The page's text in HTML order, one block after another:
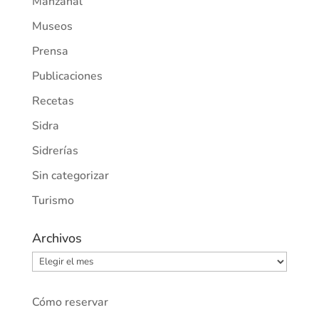
Museos
Prensa
Publicaciones
Recetas
Sidra
Sidrerías
Sin categorizar
Turismo
Archivos
Archivos
Cómo reservar